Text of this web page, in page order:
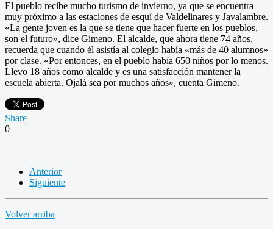
El pueblo recibe mucho turismo de invierno, ya que se encuentra
muy próximo a las estaciones de esquí de Valdelinares y Javalambre.
«La gente joven es la que se tiene que hacer fuerte en los pueblos,
son el futuro», dice Gimeno. El alcalde, que ahora tiene 74 años,
recuerda que cuando él asistía al colegio había «más de 40 alumnos»
por clase. «Por entonces, en el pueblo había 650 niños por lo menos.
Llevo 18 años como alcalde y es una satisfacción mantener la
escuela abierta. Ojalá sea por muchos años», cuenta Gimeno.
Share
0
Anterior
Siguiente
Volver arriba